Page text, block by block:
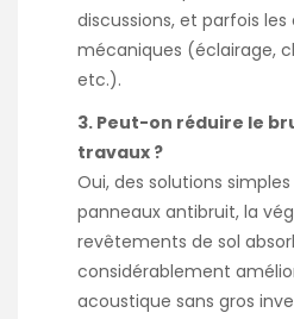
discussions, et parfois
mécaniques (éclairage,
etc.).
3. Peut-on réduire le
travaux ?
Oui, des solutions
panneaux antibruit, la
revêtements de sol
considérablement
acoustique sans gros